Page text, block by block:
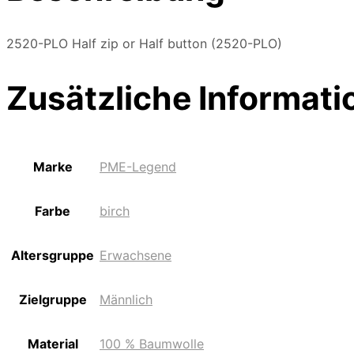
2520-PLO Half zip or Half button (2520-PLO)
Zusätzliche
Marke PME-Legend
Farbe birch
Altersgruppe Erwachsene
Zielgruppe Männlich
Material 100 % Baumwolle